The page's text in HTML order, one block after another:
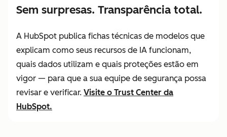
Sem surpresas. Transparência total.
A HubSpot publica fichas técnicas de modelos que
explicam como seus recursos de IA funcionam,
quais dados utilizam e quais proteções estão em
vigor — para que a sua equipe de segurança possa
revisar e verificar. Visite o Trust Center da
HubSpot.